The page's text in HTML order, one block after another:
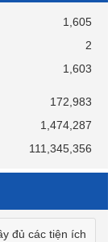
1,605
2
1,603
172,983
1,474,287
111,345,356
đủ các tiện ích